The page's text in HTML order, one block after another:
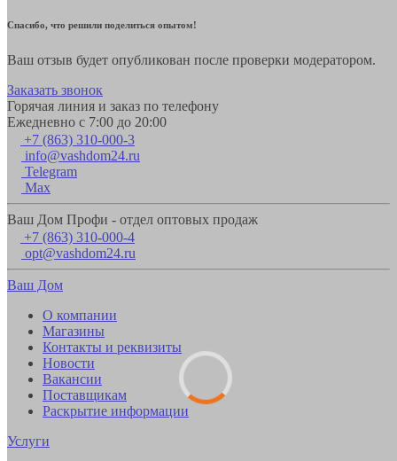
Спасибо, что решили поделиться опытом!
Ваш отзыв будет опубликован после проверки модератором.
Заказать звонок
Горячая линия и заказ по телефону
Ежедневно с 7:00 до 20:00
+7 (863) 310-000-3
info@vashdom24.ru
Telegram
Max
Ваш Дом Профи - отдел оптовых продаж
+7 (863) 310-000-4
opt@vashdom24.ru
Ваш Дом
О компании
Магазины
Контакты и реквизиты
Новости
Вакансии
Поставщикам
Раскрытие информации
Услуги